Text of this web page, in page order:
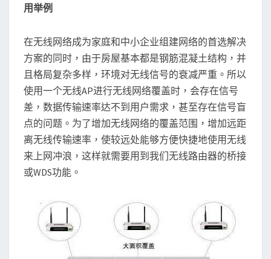
应
用
举
例
用举例
在无线网络成为家庭和中小企业组建网络的首选解决
方案的同时，由于房屋基本都是钢筋混凝土结构，并
且格局复杂多样，环境对无线信号的衰减严重。所以
使用一个无线AP进行无线网络覆盖时，会存在信号
差，数据传输速率达不到用户需求，甚至存在信号盲
点的问题。为了增加无线网络的覆盖范围，增加远距
离无线传输速率，使较远处能够方便快捷地使用无线
来上网冲浪，这样就需要用到我们无线路由器的桥接
或WDS功能。